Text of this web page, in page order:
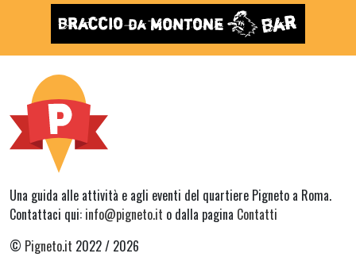
Una guida alle attività e agli eventi del quartiere Pigneto a Roma.
Contattaci qui: info@pigneto.it o dalla pagina Contatti
© Pigneto.it 2022 / 2026